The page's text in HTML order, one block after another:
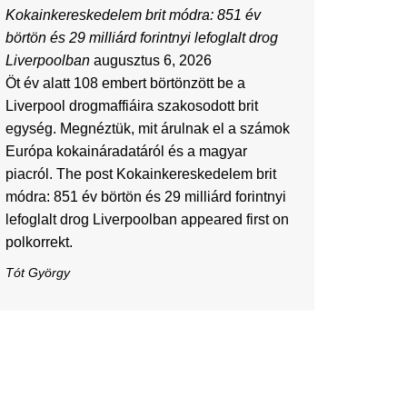
Kokainkereskedelem brit módra: 851 év
börtön és 29 milliárd forintnyi lefoglalt drog
Liverpoolban augusztus 6, 2026
Öt év alatt 108 embert börtönzött be a
Liverpool drogmaffiáira szakosodott brit
egység. Megnéztük, mit árulnak el a számok
Európa kokaináradatáról és a magyar
piacról. The post Kokainkereskedelem brit
módra: 851 év börtön és 29 milliárd forintnyi
lefoglalt drog Liverpoolban appeared first on
polkorrekt.
Tót György